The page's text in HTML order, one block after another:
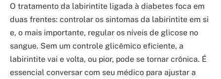
O tratamento da labirintite ligada à diabetes foca em
duas frentes: controlar os sintomas da labirintite em si
e, o mais importante, regular os níveis de glicose no
sangue. Sem um controle glicêmico eficiente, a
labirintite vai e volta, ou pior, pode se tornar crônica. É
essencial conversar com seu médico para ajustar a